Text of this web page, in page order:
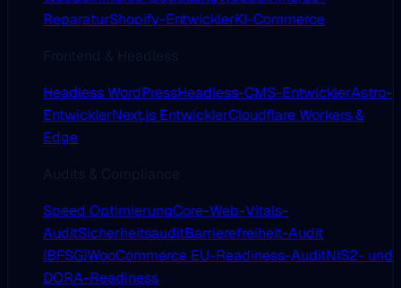
ReparaturShopify-EntwicklerKI-Commerce
Headless WordPressHeadless-CMS-EntwicklerAstro-
EntwicklerNext.js EntwicklerCloudflare Workers &
Edge
Speed OptimierungCore-Web-Vitals-
AuditSicherheitsauditBarrierefreiheit-Audit
(BFSG)WooCommerce EU-Readiness-AuditNIS2- und
DORA-Readiness